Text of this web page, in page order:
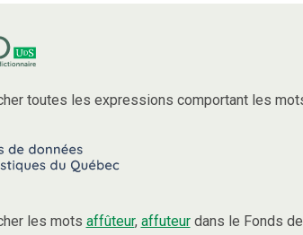
toutes les expressions comportant les
les mots affûteur, affuteurdans le Fonds